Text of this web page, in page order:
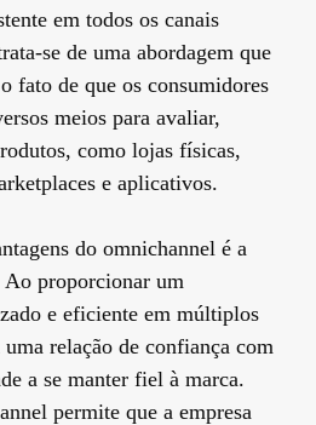
em todos os canais
se de uma abordagem que
fato de que os consumidores
meios para avaliar,
como lojas físicas,
e aplicativos.
do omnichannel é a
proporcionar um
e eficiente em múltiplos
relação de confiança com
a se manter fiel à marca.
permite que a empresa